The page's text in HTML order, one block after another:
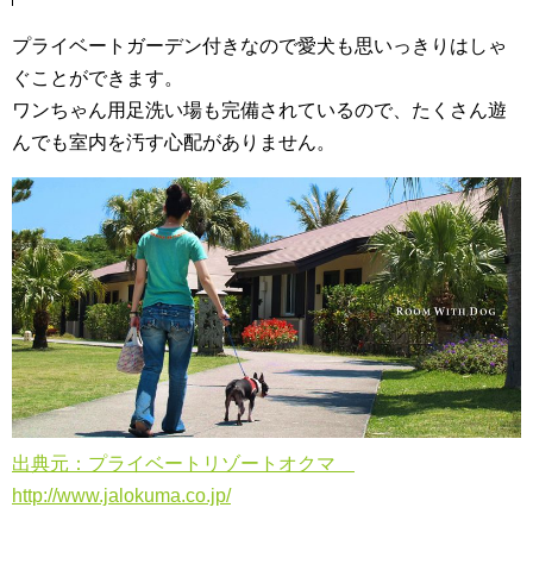
プライベートガーデン付きなので愛犬も思いっきりはしゃ
ぐことができます。
ワンちゃん用足洗い場も完備されているので、たくさん遊
んでも室内を汚す心配がありません。
出典元：プライベートリゾートオクマ
http://www.jalokuma.co.jp/